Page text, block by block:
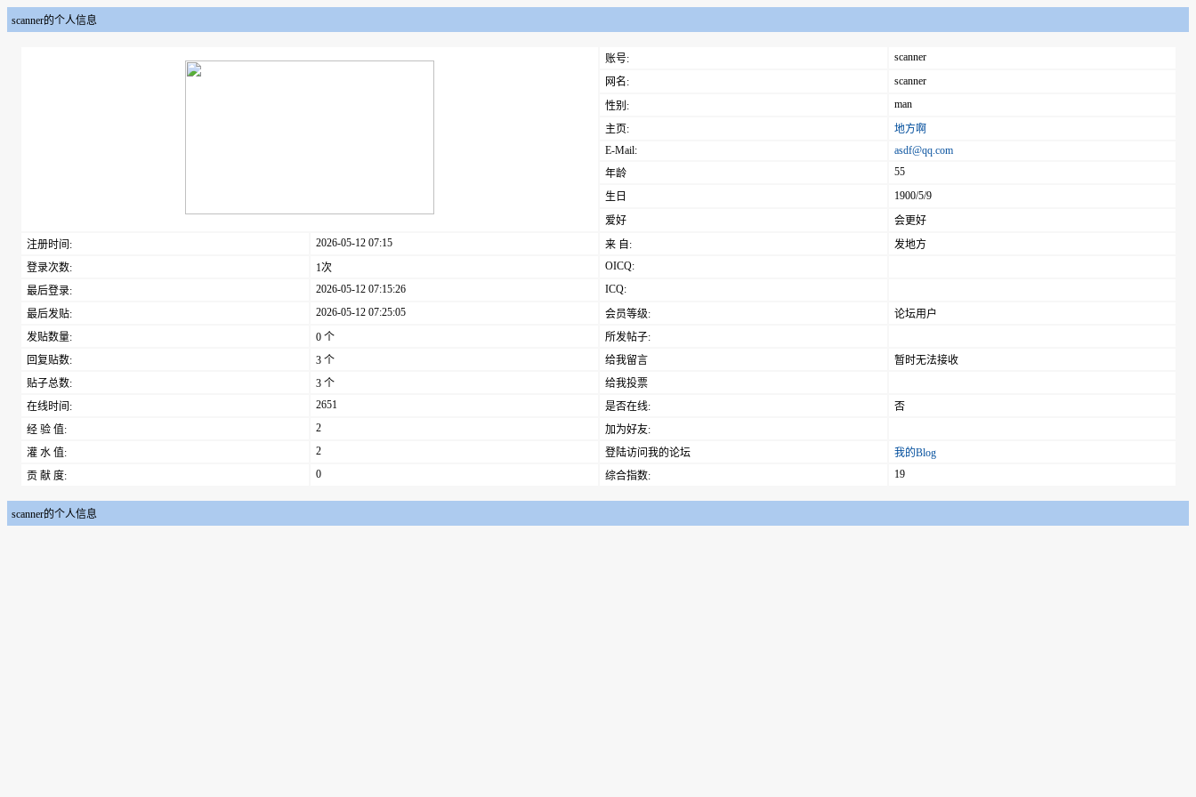
scanner的个人信息
账号:
scanner
网名:
scanner
性别:
man
主页:
地方啊
E-Mail:
asdf@qq.com
年龄
55
生日
1900/5/9
爱好
会更好
注册时间:
2026-05-12 07:15 来 自:
发地方
登录次数:
1次
OICQ:
最后登录:
2026-05-12 07:15:26
ICQ:
最后发贴:
2026-05-12 07:25:05 会员等级:
论坛用户
发贴数量:
0 个
所发帖子:
回复贴数:
3 个 给我留言
暂时无法接收
贴子总数:
3 个
给我投票
在线时间:
2651 是否在线:
否
经 验 值:
2
加为好友:
灌 水 值:
2 登陆访问我的论坛
我的Blog
贡 献 度:
0 综合指数: 19
scanner的个人信息